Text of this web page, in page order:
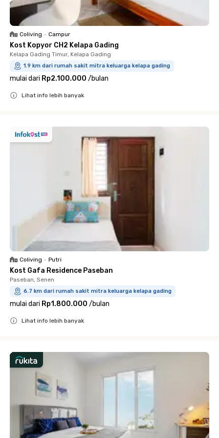
Coliving • Campur
Kost Kopyor CH2 Kelapa Gading
Kelapa Gading Timur, Kelapa Gading
1.9 km dari rumah sakit mitra keluarga kelapa gading
mulai dari Rp2.100.000 /bulan
Lihat info lebih banyak
Coliving • Putri
Kost Gafa Residence Paseban
Paseban, Senen
6.7 km dari rumah sakit mitra keluarga kelapa gading
mulai dari Rp1.800.000 /bulan
Lihat info lebih banyak